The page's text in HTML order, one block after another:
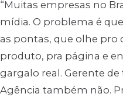
“Muitas empresas no
mídia. O problema é
as pontas, que olhe pro
produto, pra página e
gargalo real. Gerente de
Agência também não.